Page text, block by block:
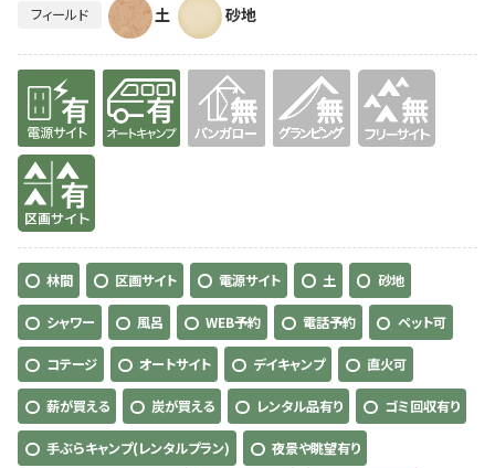
フィールド 土 砂地
有り 有り
有り
林間 区画サイト 電源サイト 土 砂地
シャワー 風呂 WEB予約 電話予約 ペット可
コテージ オートサイト デイキャンプ 直火可
薪が買える 炭が買える レンタル品有り ゴミ回収有り
手ぶらキャンプ(レンタルプラン) 夜景や眺望有り